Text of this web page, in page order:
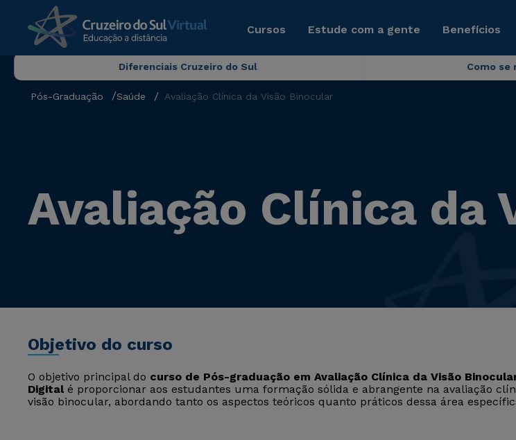
Cursos Estude com a gente Benefícios
Diferenciais Cruzeiro do Sul Como se
Pós-Graduação Saúde Avaliação Clínica da Visão Binocular
Avaliação Clínica da
Objetivo do curso
O objetivo principal do curso de Pós-graduação em Avaliação Clínica da Visão
Digitalé proporcionar aos estudantes uma formação sólida e abrangente na avaliação
visão binocular, abordando tanto os aspectos teóricos quanto práticos dessa área